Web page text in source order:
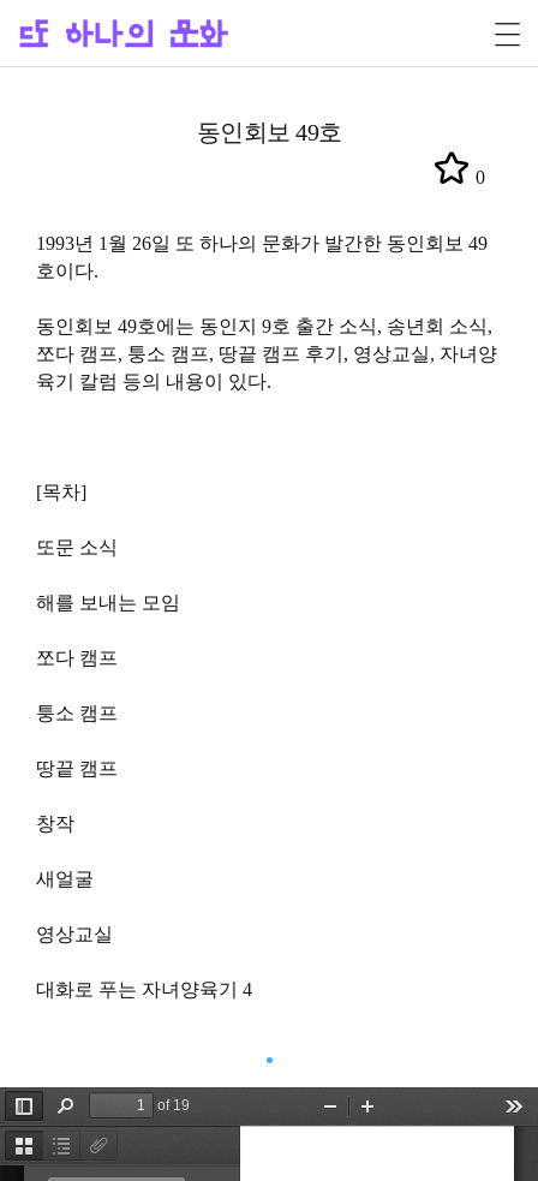
동인회보 49호
0
1993년 1월 26일 또 하나의 문화가 발간한 동인회보 49
호이다.
동인회보 49호에는 동인지 9호 출간 소식, 송년회 소식,
쪼다 캠프, 퉁소 캠프, 땅끝 캠프 후기, 영상교실, 자녀양
육기 칼럼 등의 내용이 있다.
[목차]
또문 소식
해를 보내는 모임
쪼다 캠프
퉁소 캠프
땅끝 캠프
창작
새얼굴
영상교실
대화로 푸는 자녀양육기 4